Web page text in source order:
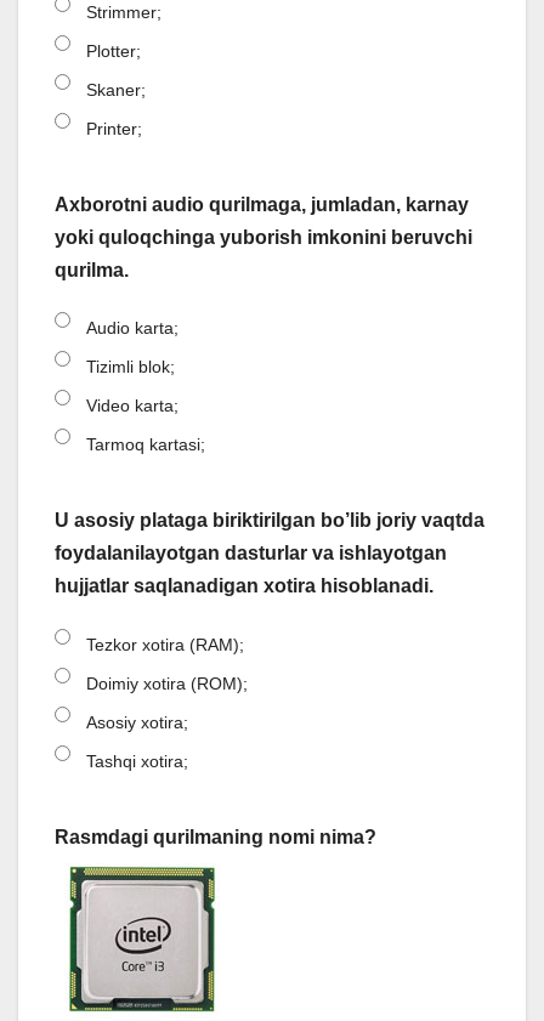
Strimmer;
Plotter;
Skaner;
Printer;
Axborotni audio qurilmaga, jumladan, karnay
yoki quloqchinga yuborish imkonini beruvchi
qurilma.
Audio karta;
Tizimli blok;
Video karta;
Tarmoq kartasi;
U asosiy plataga biriktirilgan bo’lib joriy vaqtda
foydalanilayotgan dasturlar va ishlayotgan
hujjatlar saqlanadigan xotira hisoblanadi.
Tezkor xotira (RAM);
Doimiy xotira (ROM);
Asosiy xotira;
Tashqi xotira;
Rasmdagi qurilmaning nomi nima?